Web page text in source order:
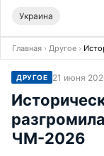
Украина
Главная › Другое ›
ДРУГОЕ 21 июня
ЧМ-2026